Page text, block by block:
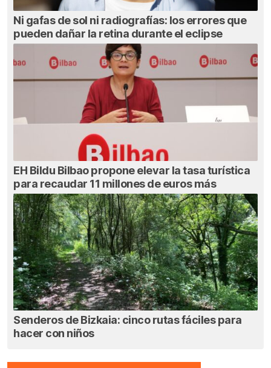
Ni gafas de sol ni radiografías: los errores que
pueden dañar la retina durante el eclipse
EH Bildu Bilbao propone elevar la tasa turística
para recaudar 11 millones de euros más
Senderos de Bizkaia: cinco rutas fáciles para
hacer con niños